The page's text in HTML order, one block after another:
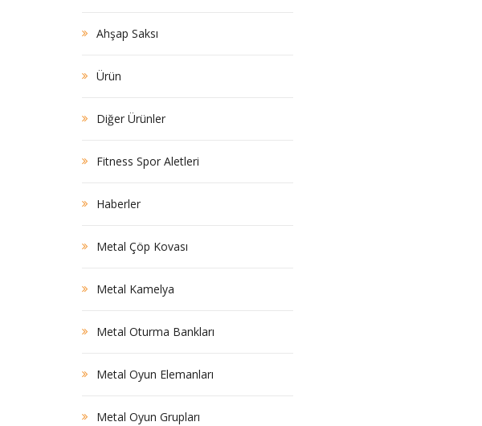
Ahşap Saksı
Ürün
Diğer Ürünler
Fitness Spor Aletleri
Haberler
Metal Çöp Kovası
Metal Kamelya
Metal Oturma Bankları
Metal Oyun Elemanları
Metal Oyun Grupları